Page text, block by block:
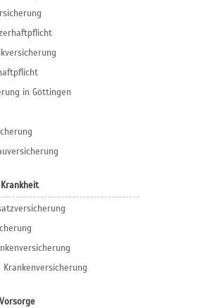
in Göttingen
Krankenversicherung